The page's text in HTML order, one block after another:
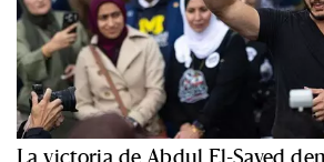
La victoria de Abdul El-Sayed